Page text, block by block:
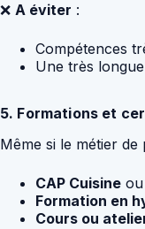
❌ A éviter :
Compétences
Une très
5. Formations et
Même si le métier
CAP Cuisine ou
Formation en
Cours ou